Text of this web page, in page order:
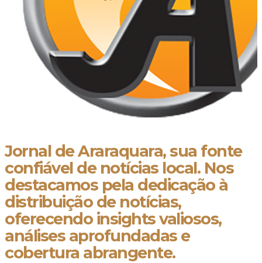
Jornal de Araraquara, sua fonte
confiável de notícias local. Nos
destacamos pela dedicação à
distribuição de notícias,
oferecendo insights valiosos,
análises aprofundadas e
cobertura abrangente.